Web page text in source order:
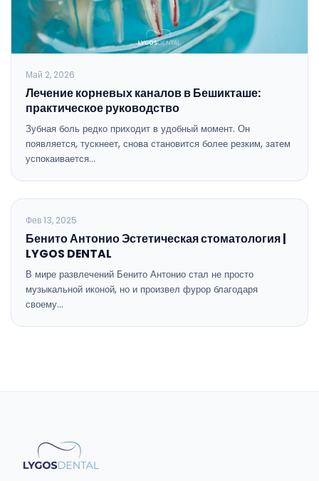
Май 2, 2026
Лечение корневых каналов в Бешикташе:
практическое руководство
Зубная боль редко приходит в удобный момент. Он
появляется, тускнеет, снова становится более резким, затем
успокаивается…
ОБЩАЯ СТОМАТОЛОГИЯ
Фев 13, 2025
Бенито Антонио Эстетическая стоматология |
LYGOS DENTAL
В мире развлечений Бенито Антонио стал не просто
музыкальной иконой, но и произвел фурор благодаря
своему…